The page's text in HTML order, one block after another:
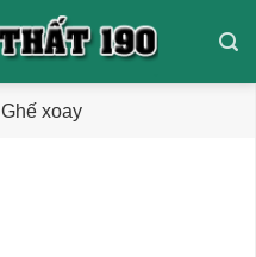
Ghế xoay